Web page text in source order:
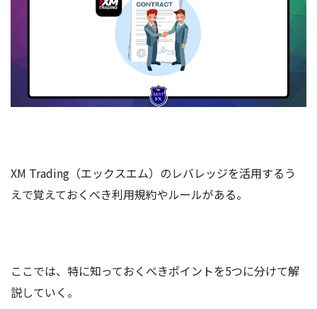
XM Trading（エックスエム）のレバレッジを活用するう
えで覚えておくべき利用規約やルールがある。
ここでは、特に知っておくべきポイントを5つに分けて解
説していく。